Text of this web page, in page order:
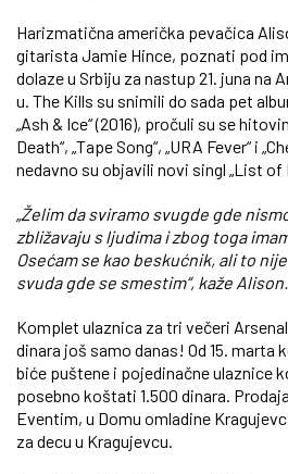
Harizmatična američka pevačica
gitarista Jamie Hince, poznati pod
dolaze u Srbiju za nastup 21. juna na
u. The Kills su snimili do sada pet
„Ash & Ice“ (2016), pročuli su se
Death“, „Tape Song“, „URA Fever“ i
nedavno su objavili novi singl „List of
„Želim da sviramo svugde gde
zbližavaju s ljudima i zbog toga
Osećam se kao beskućnik, ali to
svuda gde se smestim“, kaže Alison.
Komplet ulaznica za tri večeri
dinara još samo danas! Od 15. marta
biće puštene i pojedinačne ulaznice
posebno koštati 1.500 dinara.
Eventim, u Domu omladine
za decu u Kragujevcu.